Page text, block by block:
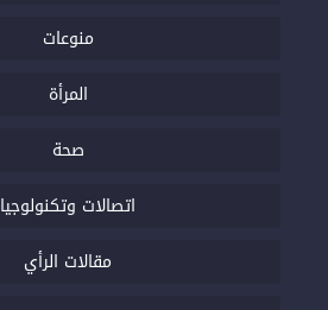
منوعات
المرأة
صحة
اتصالات وتكنولوجيا
مقالات الرأي